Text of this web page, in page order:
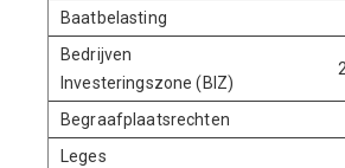
Baatbelasting
Bedrijven
Investeringszone (BIZ)
Begraafplaatsrechten
Leges